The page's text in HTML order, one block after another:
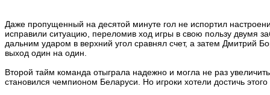
Даже пропущенный на десятой минуте гол не испортил
исправили ситуацию, переломив ход игры в свою пользу двумя
дальним ударом в верхний угол сравнял счет, а затем Дмитрий
выход один на один.
Второй тайм команда отыграла надежно и могла не раз
становился чемпионом Беларуси. Но игроки хотели достичь